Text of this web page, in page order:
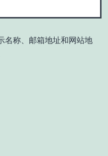
名称、邮箱地址和网站地